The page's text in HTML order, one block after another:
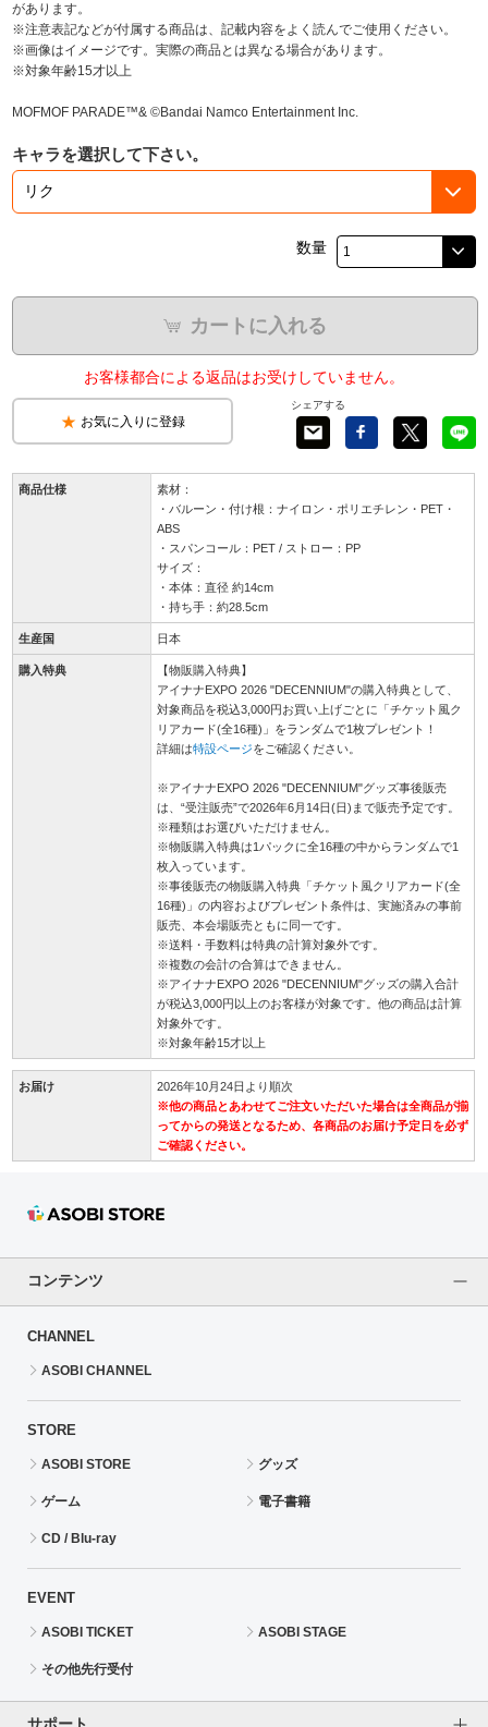
ラブライブ！虹ヶ咲学園スクールアイドル同好会
ラブライブ！スーパースター!!
モフモフパレード
があります。
※注意表記などが付属する商品は、記載内容をよく読んでご使用ください。
※画像はイメージです。実際の商品とは異なる場合があります。
※対象年齢15才以上
MOFMOF PARADE™& ©Bandai Namco Entertainment Inc.
キャラを選択して下さい。
数量
カートに入れる
お客様都合による返品はお受けしていません。
お気に入りに登録
シェアする
商品仕様
素材：
・バルーン・付け根：ナイロン・ポリエチレン・PET・
ABS
・スパンコール：PET / ストロー：PP
サイズ：
・本体：直径 約14cm
・持ち手：約28.5cm
生産国 日本
購入特典
【物販購入特典】
アイナナEXPO 2026 "DECENNIUM"の購入特典として、
対象商品を税込3,000円お買い上げごとに「チケット風ク
リアカード(全16種)」をランダムで1枚プレゼント！
詳細は特設ページをご確認ください。
※アイナナEXPO 2026 "DECENNIUM"グッズ事後販売
は、“受注販売”で2026年6月14日(日)まで販売予定です。
※種類はお選びいただけません。
※物販購入特典は1パックに全16種の中からランダムで1
枚入っています。
※事後販売の物販購入特典「チケット風クリアカード(全
16種)」の内容およびプレゼント条件は、実施済みの事前
販売、本会場販売ともに同一です。
※送料・手数料は特典の計算対象外です。
※複数の会計の合算はできません。
※アイナナEXPO 2026 "DECENNIUM"グッズの購入合計
が税込3,000円以上のお客様が対象です。他の商品は計算
対象外です。
※対象年齢15才以上
お届け
2026年10月24日より順次
※他の商品とあわせてご注文いただいた場合は全商品が揃
ってからの発送となるため、各商品のお届け予定日を必ず
ご確認ください。
コンテンツ
CHANNEL
ASOBI CHANNEL
STORE
ASOBI STORE グッズ
ゲーム 電子書籍
CD / Blu-ray
EVENT
ASOBI TICKET ASOBI STAGE
その他先行受付
サポート